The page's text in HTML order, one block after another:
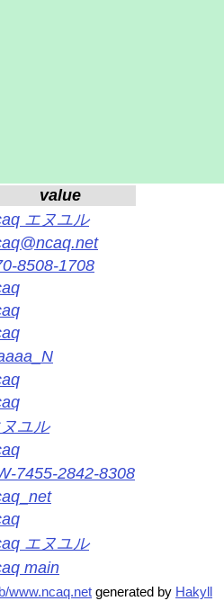
value
エヌユル
8508-1708
ユル
7455-2842-8308
エヌユル
main
www.ncaq.net generated by Hakyll